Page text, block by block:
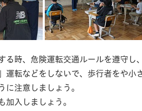
る時、危険運転交通ルールを遵守し
運転などをしないで、歩行者をや小
に注意しましょう。
入しましょう。